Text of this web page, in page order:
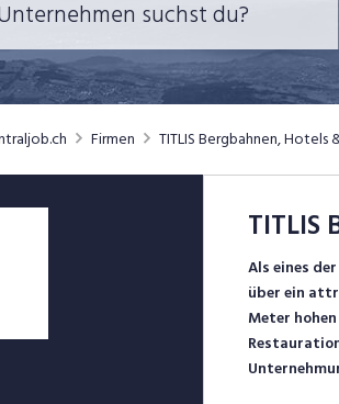
Firmen TITLIS Bergbahnen, Hotels
Als eines
über ein
Meter